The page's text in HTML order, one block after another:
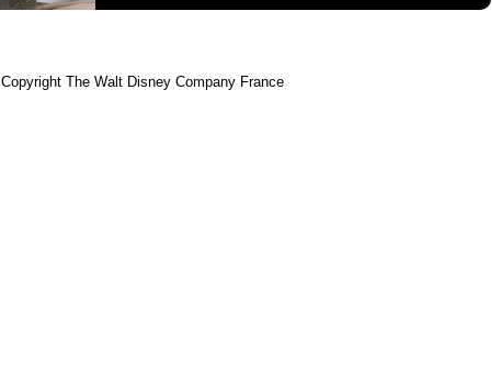
Copyright The Walt Disney Company France